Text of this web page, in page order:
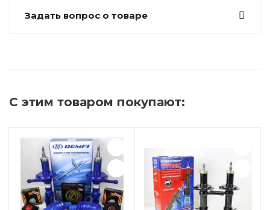
Задать вопрос о товаре
С этим товаром покупают: